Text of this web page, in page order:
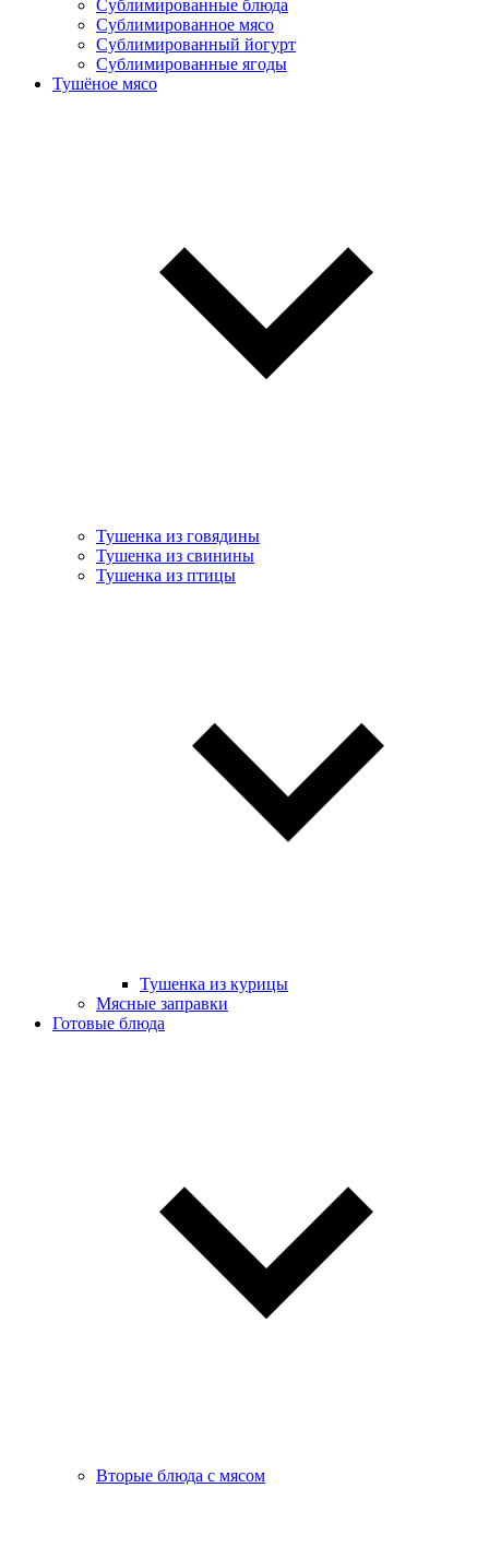
Сублимированные блюда
Cублимированное мясо
Сублимированный йогурт
Сублимированные ягоды
Тушёное мясо
Тушенка из говядины
Тушенка из свинины
Тушенка из птицы
Тушенка из курицы
Мясные заправки
Готовые блюда
Вторые блюда с мясом